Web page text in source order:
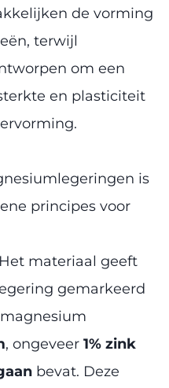
de vorming
terwijl
om een
en plasticiteit
is
principes voor
materiaal geeft
gemarkeerd
, ongeveer 1% zink
bevat. Deze